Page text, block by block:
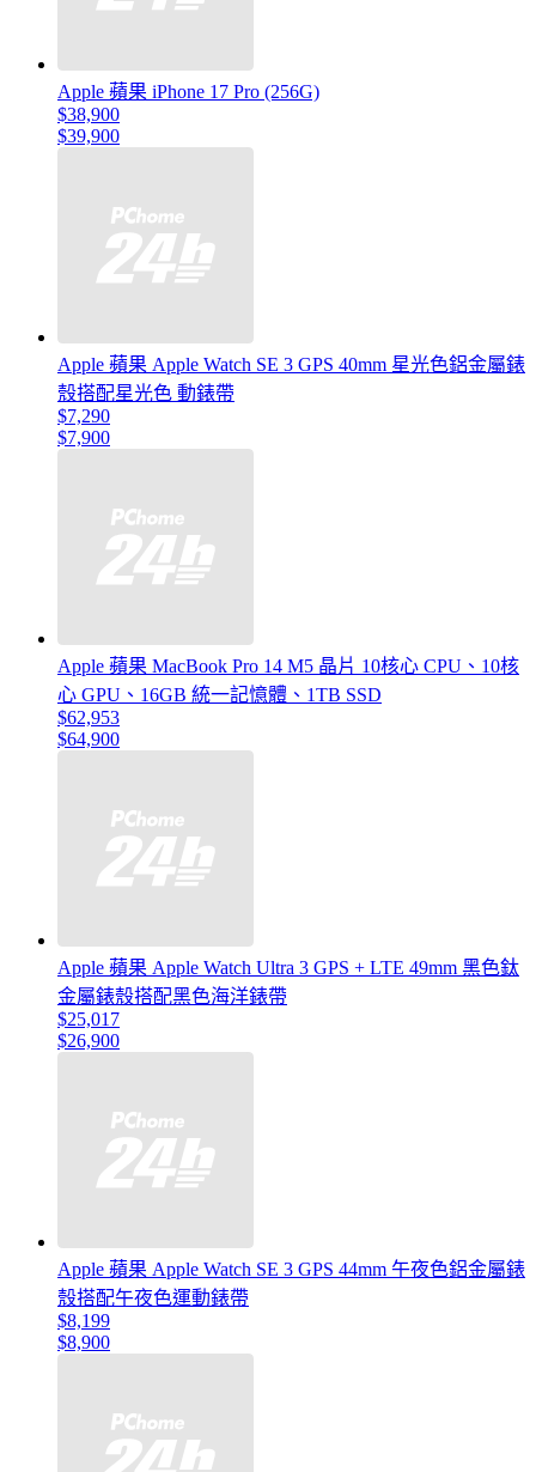
Apple 蘋果 iPhone 17 Pro (256G)
$38,900
$39,900
Apple 蘋果 Apple Watch SE 3 GPS 40mm 星光色鋁金屬錶
殼搭配星光色 動錶帶
$7,290
$7,900
Apple 蘋果 MacBook Pro 14 M5 晶片 10核心 CPU、10核
心 GPU、16GB 統一記憶體、1TB SSD
$62,953
$64,900
Apple 蘋果 Apple Watch Ultra 3 GPS + LTE 49mm 黑色鈦
金屬錶殼搭配黑色海洋錶帶
$25,017
$26,900
Apple 蘋果 Apple Watch SE 3 GPS 44mm 午夜色鋁金屬錶
殼搭配午夜色運動錶帶
$8,199
$8,900